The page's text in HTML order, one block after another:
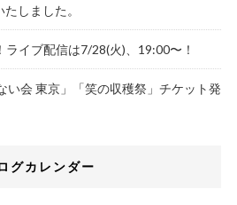
しました。
イブ配信は7/28(火)、19:00〜！
い会 東京」「笑の収穫祭」チケット発
グカレンダー